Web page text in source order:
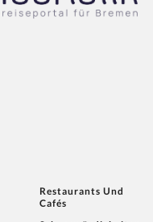
Restaurants Und
Cafés